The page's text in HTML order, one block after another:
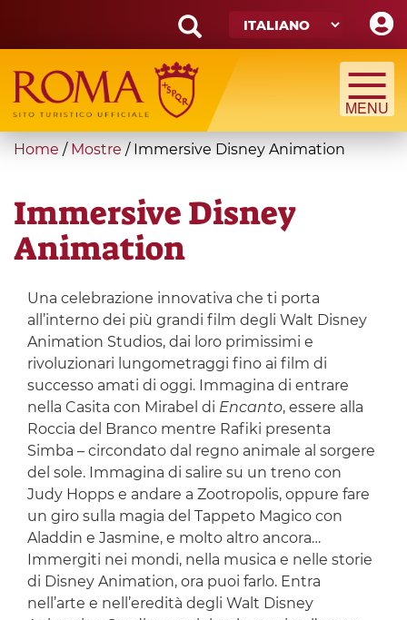
main
content
Search
form
Cerca
You
here
Home / Mostre / Immersive Disney Animation
Immersive Disney
Animation
Una celebrazione innovativa che ti porta
all’interno dei più grandi film degli Walt Disney
Animation Studios, dai loro primissimi e
rivoluzionari lungometraggi fino ai film di
successo amati di oggi. Immagina di entrare
nella Casita con Mirabel di Encanto, essere alla
Roccia del Branco mentre Rafiki presenta
Simba – circondato dal regno animale al sorgere
del sole. Immagina di salire su un treno con
Judy Hopps e andare a Zootropolis, oppure fare
un giro sulla magia del Tappeto Magico con
Aladdin e Jasmine, e molto altro ancora…
Immergiti nei mondi, nella musica e nelle storie
di Disney Animation, ora puoi farlo. Entra
nell’arte e nell’eredità degli Walt Disney